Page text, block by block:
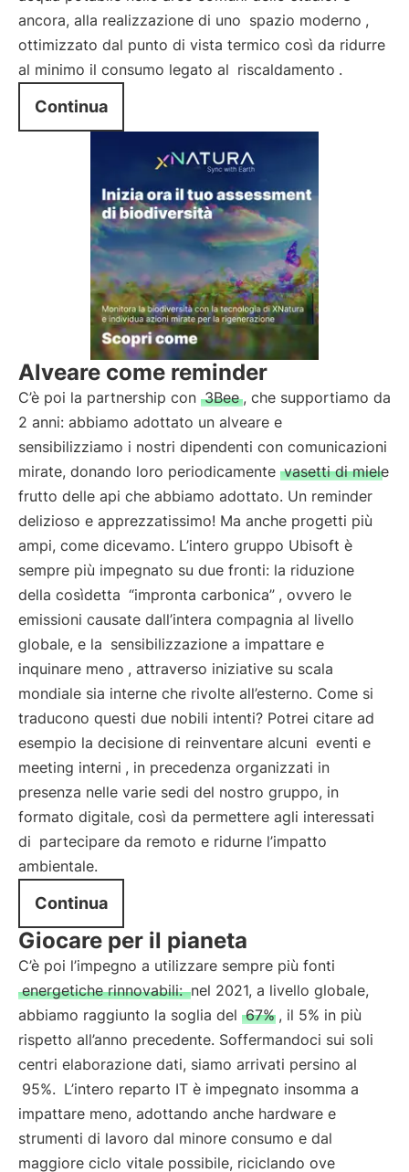
ancora, alla realizzazione di uno spazio moderno ,
ottimizzato dal punto di vista termico così da ridurre
al minimo il consumo legato al riscaldamento .
Continua
Alveare come reminder
C’è poi la partnership con 3Bee , che supportiamo da
2 anni: abbiamo adottato un alveare e
sensibilizziamo i nostri dipendenti con comunicazioni
mirate, donando loro periodicamente vasetti di miele
frutto delle api che abbiamo adottato. Un reminder
delizioso e apprezzatissimo! Ma anche progetti più
ampi, come dicevamo. L’intero gruppo Ubisoft è
sempre più impegnato su due fronti: la riduzione
della cosìdetta “impronta carbonica” , ovvero le
emissioni causate dall’intera compagnia al livello
globale, e la sensibilizzazione a impattare e
inquinare meno , attraverso iniziative su scala
mondiale sia interne che rivolte all’esterno. Come si
traducono questi due nobili intenti? Potrei citare ad
esempio la decisione di reinventare alcuni eventi e
meeting interni , in precedenza organizzati in
presenza nelle varie sedi del nostro gruppo, in
formato digitale, così da permettere agli interessati
di partecipare da remoto e ridurne l’impatto
ambientale.
Continua
Giocare per il pianeta
C’è poi l’impegno a utilizzare sempre più fonti
energetiche rinnovabili: nel 2021, a livello globale,
abbiamo raggiunto la soglia del 67% , il 5% in più
rispetto all’anno precedente. Soffermandoci sui soli
centri elaborazione dati, siamo arrivati persino al
95%. L’intero reparto IT è impegnato insomma a
impattare meno, adottando anche hardware e
strumenti di lavoro dal minore consumo e dal
maggiore ciclo vitale possibile, riciclando ove